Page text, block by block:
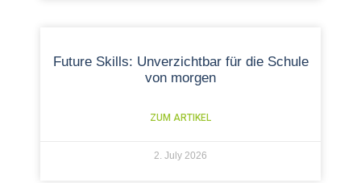
Future Skills: Unverzichtbar für die Schule
von morgen
ZUM ARTIKEL
2. July 2026